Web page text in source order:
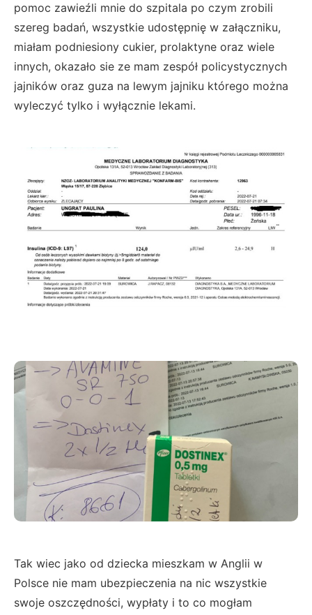
pomoc zawieźli mnie do szpitala po czym zrobili
szereg badań, wszystkie udostępnię w załączniku,
miałam podniesiony cukier, prolaktyne oraz wiele
innych, okazało sie ze mam zespół policystycznych
jajników oraz guza na lewym jajniku którego można
wyleczyć tylko i wyłącznie lekami.
Tak wiec jako od dziecka mieszkam w Anglii w
Polsce nie mam ubezpieczenia na nic wszystkie
swoje oszczędności, wypłaty i to co mogłam